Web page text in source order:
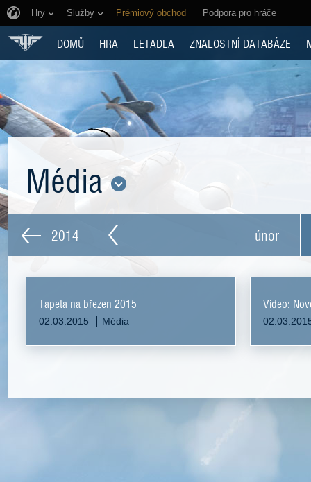
Hry Služby Prémiový obchod Podpora pro hráče
DOMŮ HRA LETADLA ZNALOSTNÍ DATABÁZE
Média
2014 únor
Tapeta na březen 2015
02.03.2015 Média
Video: